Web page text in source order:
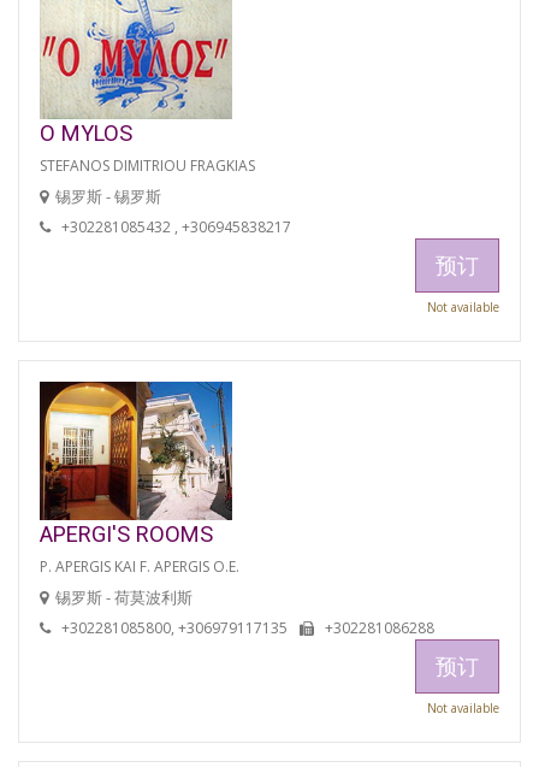
O MYLOS
STEFANOS DIMITRIOU FRAGKIAS
锡罗斯 - 锡罗斯
+302281085432 , +306945838217
预订
Not available
APERGI'S ROOMS
P. APERGIS KAI F. APERGIS O.E.
锡罗斯 - 荷莫波利斯
+302281085800, +306979117135 +302281086288
预订
Not available